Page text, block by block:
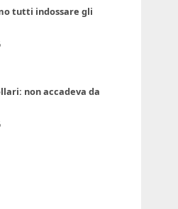
tutti indossare gli
non accadeva da